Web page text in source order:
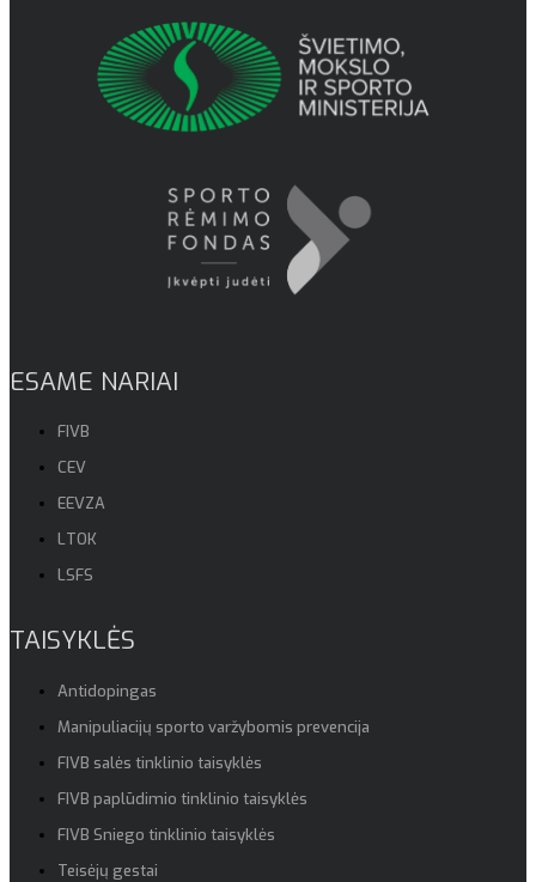
ESAME NARIAI
FIVB
CEV
EEVZA
LTOK
LSFS
TAISYKLĖS
Antidopingas
Manipuliacijų sporto varžybomis prevencija
FIVB salės tinklinio taisyklės
FIVB paplūdimio tinklinio taisyklės
FIVB Sniego tinklinio taisyklės
Teisėjų gestai